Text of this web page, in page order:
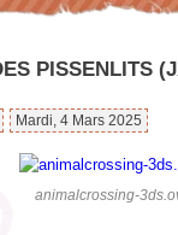
PISSENLITS
Mardi, 4 Mars 2025
animalcrossing-